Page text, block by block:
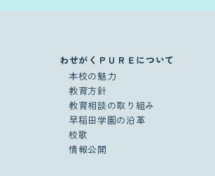
わせがくＰＵＲＥについて
本校の魅力
教育方針
教育相談の取り組み
早稲田学園の沿革
校歌
情報公開